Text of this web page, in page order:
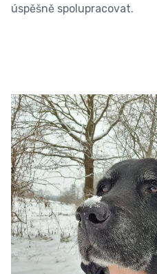
úspěšně spolupracovat.